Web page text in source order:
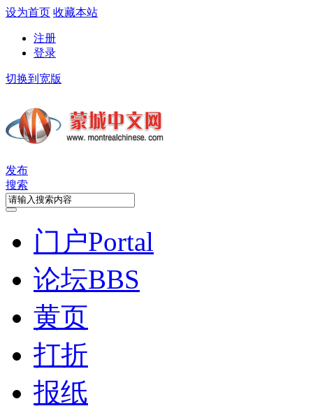
设为首页 收藏本站
注册
登录
切换到宽版
发布
搜索
门户Portal
论坛BBS
黄页
打折
报纸